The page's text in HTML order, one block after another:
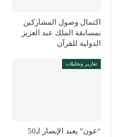
اكتمال وصول المشاركين
بمسابقة الملك عبد العزيز
الدولية للقرآن
تقارير وتحليلات
“عون” يعيد الإبصار لـ50